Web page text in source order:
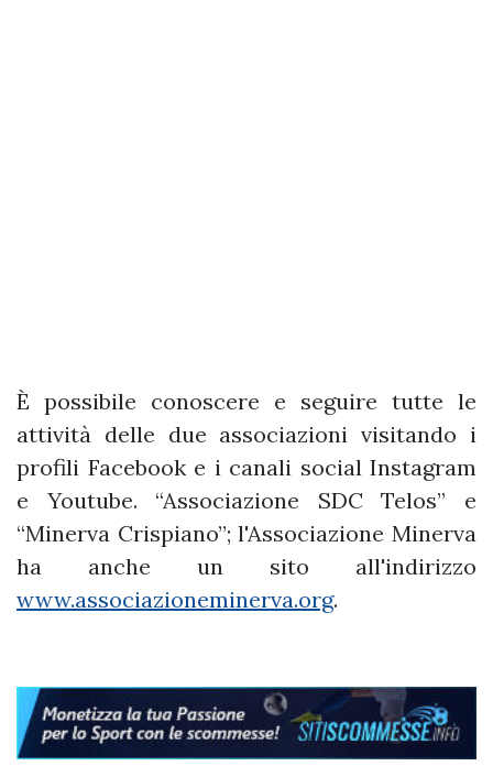
È possibile conoscere e seguire tutte le
attività delle due associazioni visitando i
profili Facebook e i canali social Instagram
e Youtube. “Associazione SDC Telos” e
“Minerva Crispiano”; l'Associazione Minerva
ha anche un sito all'indirizzo
www.associazioneminerva.org.